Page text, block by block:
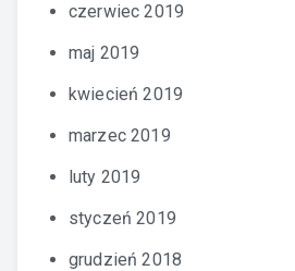
czerwiec 2019
maj 2019
kwiecień 2019
marzec 2019
luty 2019
styczeń 2019
grudzień 2018